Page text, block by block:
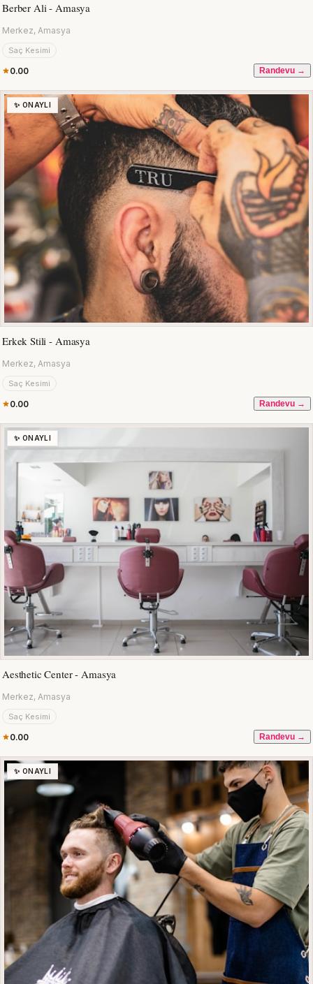
Berber Ali - Amasya
Merkez, Amasya
Saç Kesimi
0.00 Randevu →
✨ ONAYLI
Erkek Stili - Amasya
Merkez, Amasya
Saç Kesimi
0.00 Randevu →
✨ ONAYLI
Aesthetic Center - Amasya
Merkez, Amasya
Saç Kesimi
0.00 Randevu →
✨ ONAYLI